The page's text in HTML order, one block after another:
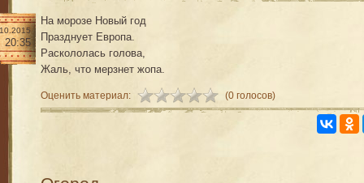
20:35
На морозе Новый год
Празднует Европа.
Раскололась голова,
Жаль, что мерзнет жопа.
Оценить материал: (0 голосов)